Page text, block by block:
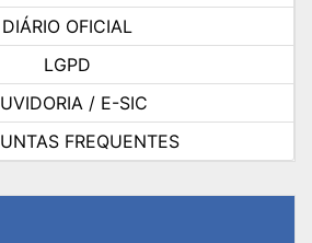
DIÁRIO OFICIAL
LGPD
/ E-SIC
FREQUENTES